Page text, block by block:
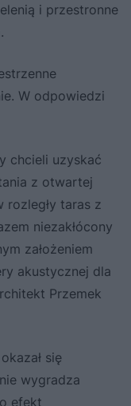
i przestronne
W odpowiedzi
chcieli uzyskać
z otwartej
rozległy taras z
niezakłócony
założeniem
akustycznej dla
Przemek
się
wygradza
efekt